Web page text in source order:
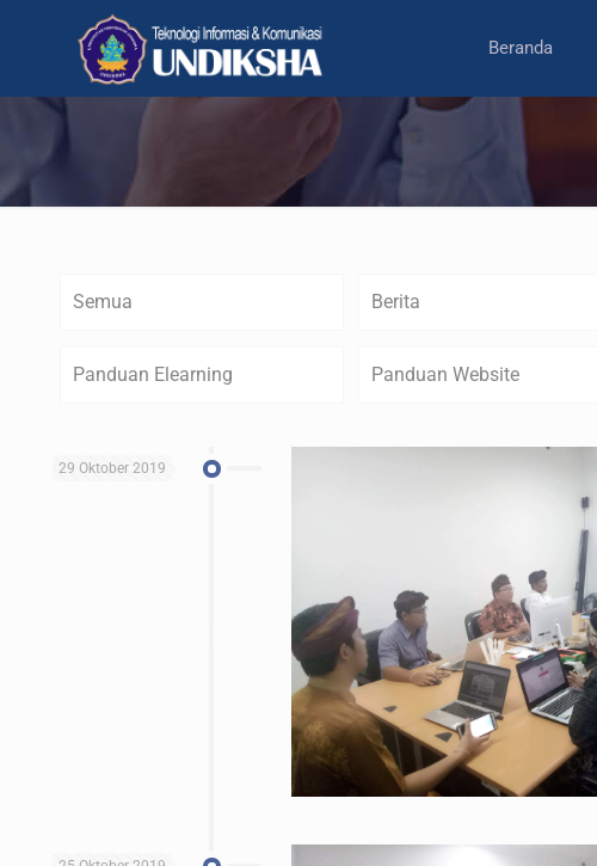
Beranda
Semua Berita
Panduan Elearning Panduan Website
29 Oktober 2019